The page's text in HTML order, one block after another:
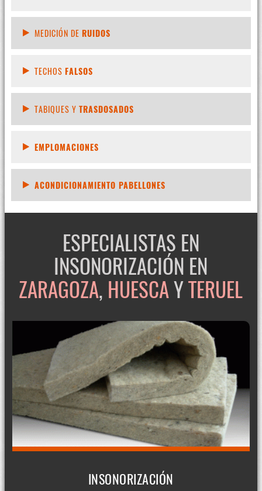
MEDICIÓN DE RUIDOS
TECHOS FALSOS
TABIQUES Y TRASDOSADOS
EMPLOMACIONES
ACONDICIONAMIENTO PABELLONES
ESPECIALISTAS EN
INSONORIZACIÓN EN
ZARAGOZA, HUESCAYTERUEL
INSONORIZACIÓN